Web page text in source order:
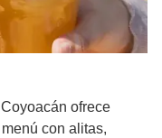
ofrece
con alitas,